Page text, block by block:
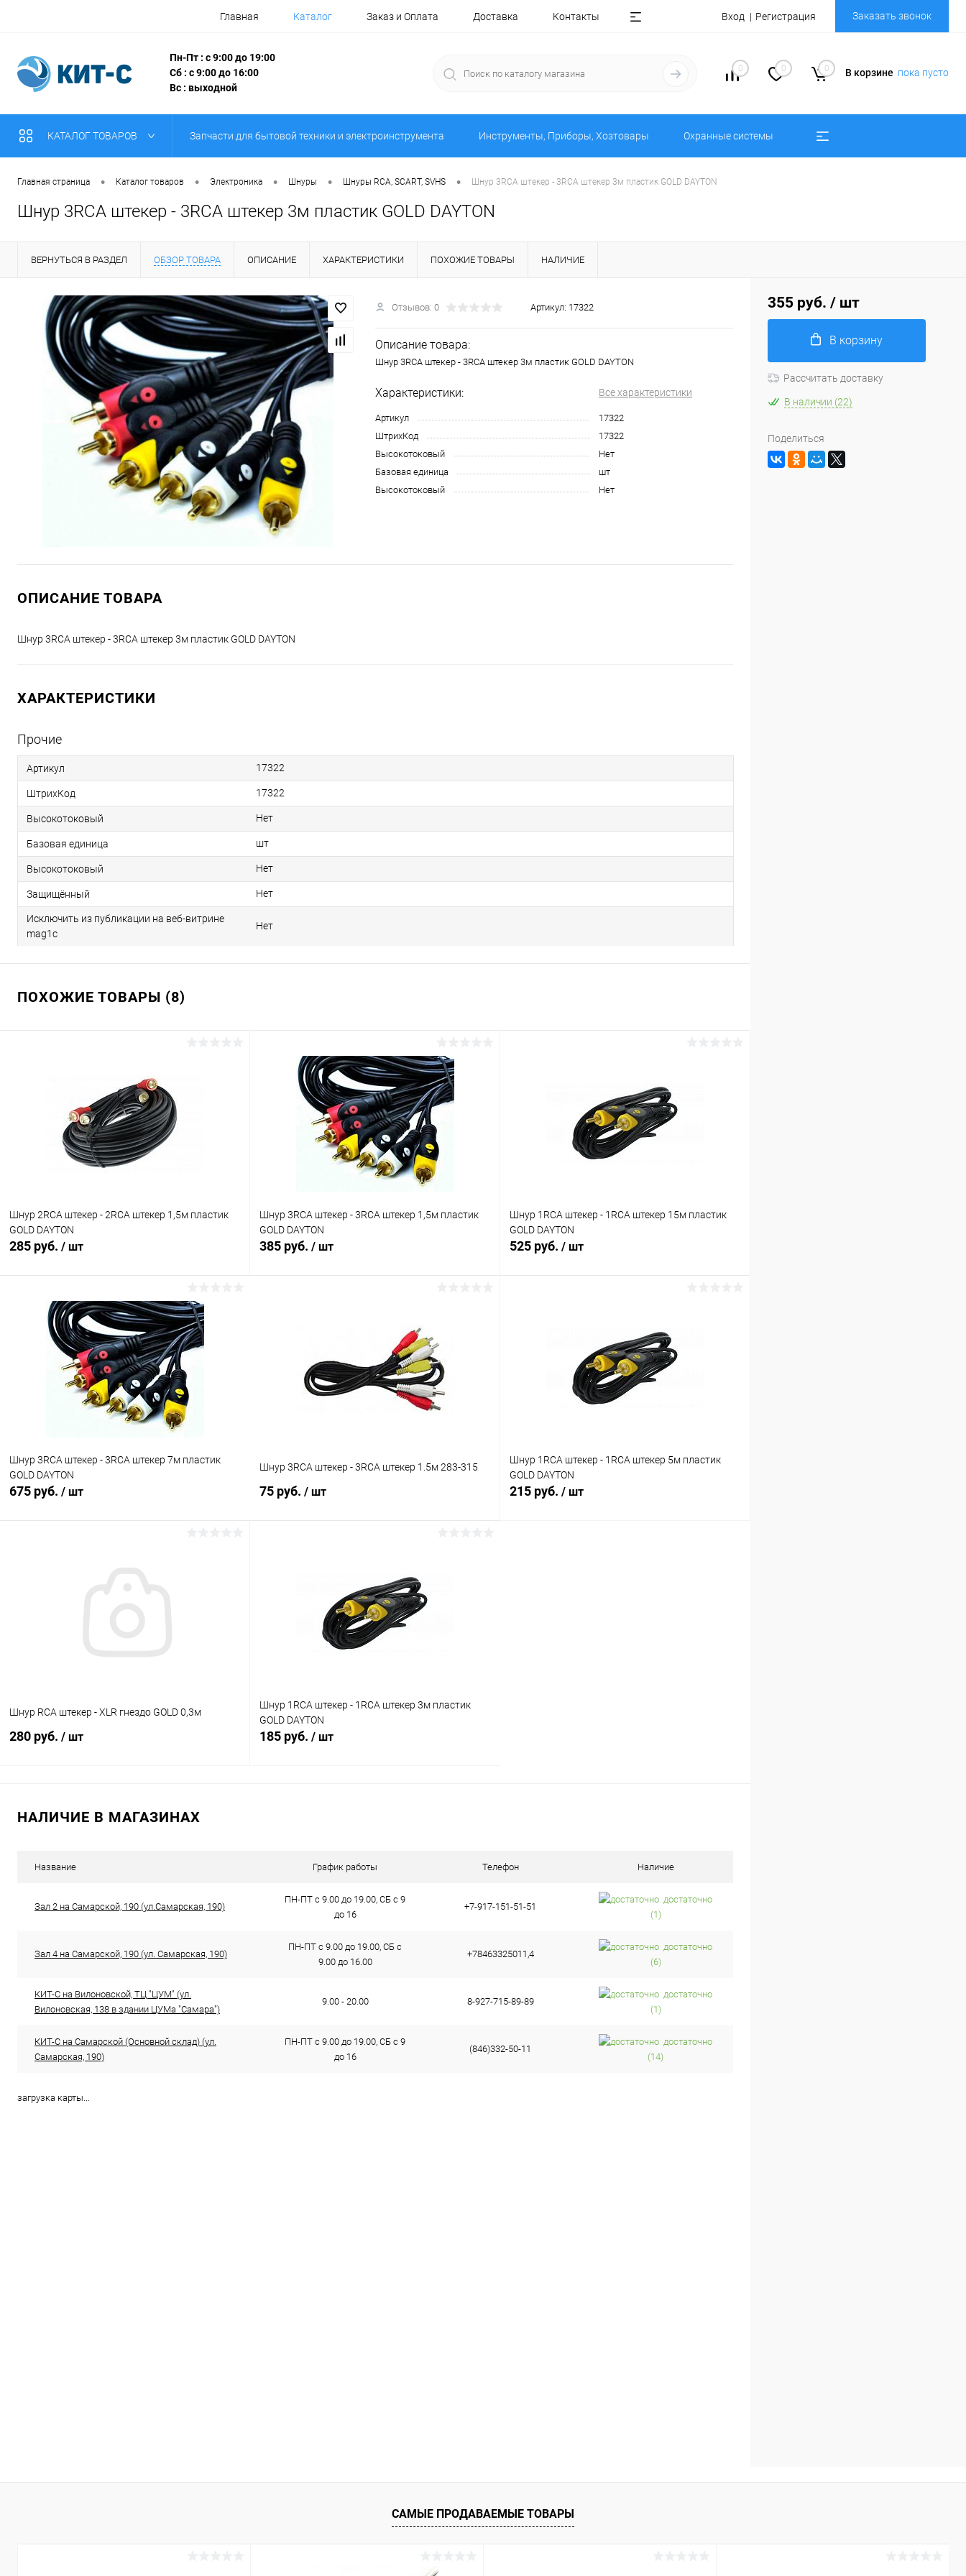
Главная Каталог Заказ и Оплата Доставка Контакты Вход Регистрация Заказать звонок
Пн-Пт : с 9:00 до 19:00
Сб : с 9:00 до 16:00
Вс : выходной
0 0 0 В корзине пока пусто
КАТАЛОГ ТОВАРОВ Запчасти для бытовой техники и электроинструмента Инструменты, Приборы, Хозтовары Охранные системы
Главная страница • Каталог товаров • Электроника • Шнуры • Шнуры RCA, SCART, SVHS • Шнур 3RCA штекер - 3RCA штекер 3м пластик GOLD DAYTON
Шнур 3RCA штекер - 3RCA штекер 3м пластик GOLD DAYTON
ВЕРНУТЬСЯ В РАЗДЕЛ ОБЗОР ТОВАРА ОПИСАНИЕ ХАРАКТЕРИСТИКИ ПОХОЖИЕ ТОВАРЫ НАЛИЧИЕ
Отзывов: 0 Артикул: 17322
Описание товара:
Шнур 3RCA штекер - 3RCA штекер 3м пластик GOLD DAYTON
Характеристики: Все характеристики
Артикул
17322
ШтрихКод
17322
Высокотоковый
Нет
Базовая единица
шт
Высокотоковый
Нет
ОПИСАНИЕ ТОВАРА
Шнур 3RCA штекер - 3RCA штекер 3м пластик GOLD DAYTON
ХАРАКТЕРИСТИКИ
Прочие
Артикул 17322
ШтрихКод 17322
Высокотоковый Нет
Базовая единица шт
Высокотоковый Нет
Защищённый Нет
Исключить из публикации на веб-витрине
mag1c
Нет
ПОХОЖИЕ ТОВАРЫ (8)
Шнур 2RCA штекер - 2RCA штекер 1,5м пластик
GOLD DAYTON
285 руб. / шт
В корзину
Сравнение
В избранное В наличии (23)
Шнур 3RCA штекер - 3RCA штекер 1,5м пластик
GOLD DAYTON
385 руб. / шт
В избранное В наличии (47)
Шнур 1RCA штекер - 1RCA штекер 15м пластик
GOLD DAYTON
525 руб. / шт
В избранное В наличии (14)
Шнур 3RCA штекер - 3RCA штекер 7м пластик
GOLD DAYTON
675 руб. / шт
Шнур 3RCA штекер - 3RCA штекер 1.5м 283-315
75 руб. / шт
В избранное В наличии (39)
Шнур 1RCA штекер - 1RCA штекер 5м пластик
GOLD DAYTON
215 руб. / шт
Шнур RCA штекер - XLR гнездо GOLD 0,3м
280 руб. / шт
Шнур 1RCA штекер - 1RCA штекер 3м пластик
GOLD DAYTON
185 руб. / шт
НАЛИЧИЕ В МАГАЗИНАХ
Название График работы Телефон Наличие
Зал 2 на Самарской, 190 (ул.Самарская, 190)
ПН-ПТ с 9.00 до 19.00, СБ с 9
до 16
+7-917-151-51-51
достаточно
(1)
Зал 4 на Самарской, 190 (ул. Самарская, 190)
ПН-ПТ с 9.00 до 19.00, СБ с
9.00 до 16.00
+78463325011,4
достаточно
(6)
КИТ-С на Вилоновской, ТЦ "ЦУМ" (ул.
Вилоновская, 138 в здании ЦУМа "Самара")
9.00 - 20.00 8-927-715-89-89
достаточно
(1)
КИТ-С на Самарской (Основной склад) (ул.
Самарская, 190)
ПН-ПТ с 9.00 до 19.00, СБ с 9
до 16
(846)332-50-11
достаточно
(14)
загрузка карты...
355 руб. / шт
В корзину
Рассчитать доставку
В наличии (22)
Поделиться
САМЫЕ ПРОДАВАЕМЫЕ ТОВАРЫ